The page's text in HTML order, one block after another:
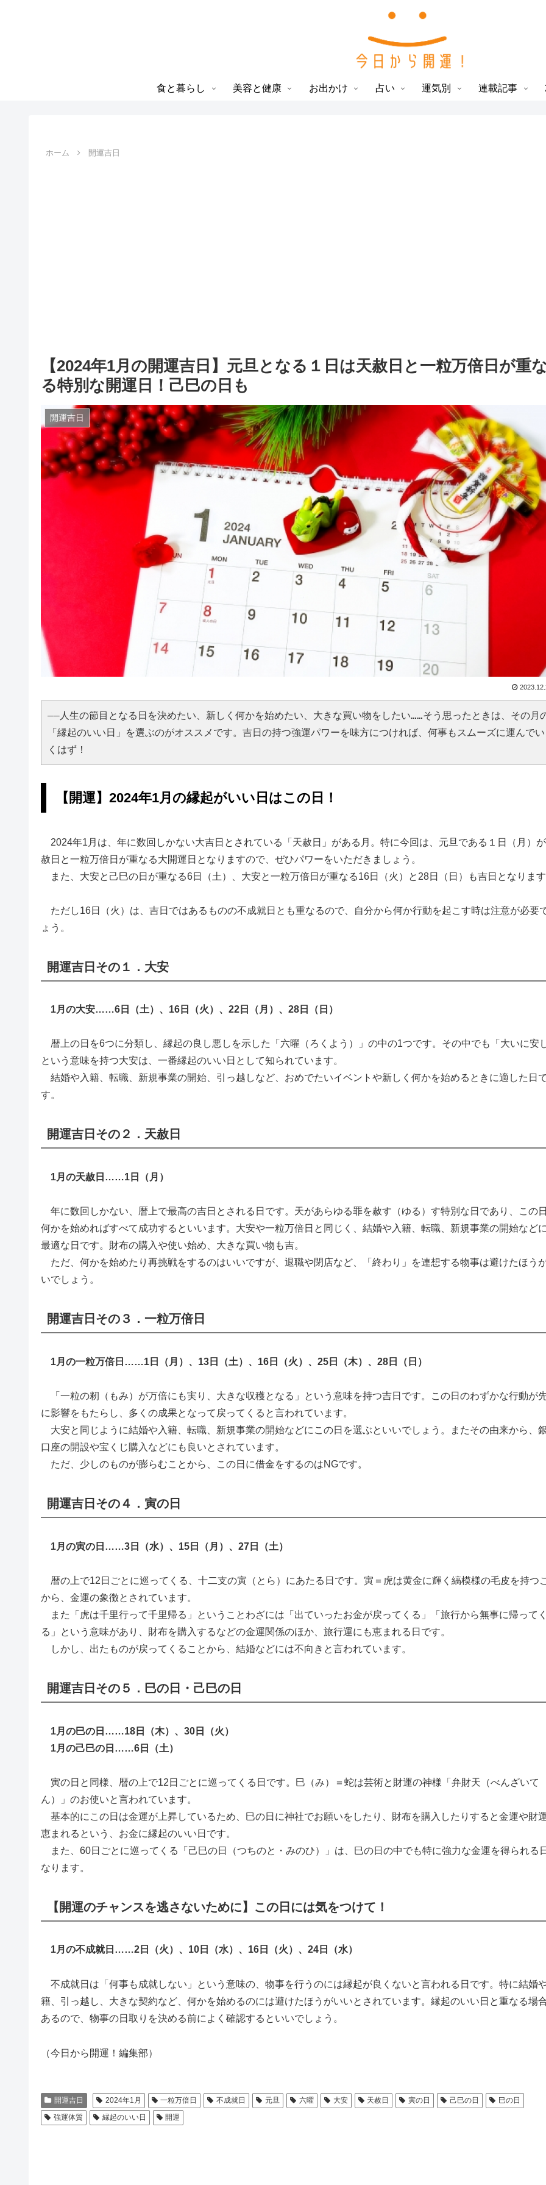
食と暮らし 美容と健康 お出かけ 占い 運気別 連載記事
ホーム 開運吉日
【2024年1月の開運吉日】元旦となる１日は天赦日と一粒万倍日が重な
る特別な開運日！己巳の日も
開運吉日
――人生の節目となる日を決めたい、新しく何かを始めたい、大きな買い物をしたい……そう思ったときは、その月
「縁起のいい日」を選ぶのがオススメです。吉日の持つ強運パワーを味方につければ、何事もスムーズに運んでい
くはず！
【開運】2024年1月の縁起がいい日はこの日！
2024年1月は、年に数回しかない大吉日とされている「天赦日」がある月。特に今回は、元旦である１日（月）
赦日と一粒万倍日が重なる大開運日となりますので、ぜひパワーをいただきましょう。
また、大安と己巳の日が重なる6日（土）、大安と一粒万倍日が重なる16日（火）と28日（日）も吉日となります
ただし16日（火）は、吉日ではあるものの不成就日とも重なるので、自分から何か行動を起こす時は注意が必要
ょう。
開運吉日その１．大安
1月の大安……6日（土）、16日（火）、22日（月）、28日（日）
暦上の日を6つに分類し、縁起の良し悪しを示した「六曜（ろくよう）」の中の1つです。その中でも「大いに安し
という意味を持つ大安は、一番縁起のいい日として知られています。
結婚や入籍、転職、新規事業の開始、引っ越しなど、おめでたいイベントや新しく何かを始めるときに適した日
す。
開運吉日その２．天赦日
1月の天赦日……1日（月）
年に数回しかない、暦上で最高の吉日とされる日です。天があらゆる罪を赦す（ゆる）す特別な日であり、この
何かを始めればすべて成功するといいます。大安や一粒万倍日と同じく、結婚や入籍、転職、新規事業の開始など
最適な日です。財布の購入や使い始め、大きな買い物も吉。
ただ、何かを始めたり再挑戦をするのはいいですが、退職や閉店など、「終わり」を連想する物事は避けたほう
いでしょう。
開運吉日その３．一粒万倍日
1月の一粒万倍日……1日（月）、13日（土）、16日（火）、25日（木）、28日（日）
「一粒の籾（もみ）が万倍にも実り、大きな収穫となる」という意味を持つ吉日です。この日のわずかな行動が
に影響をもたらし、多くの成果となって戻ってくると言われています。
大安と同じように結婚や入籍、転職、新規事業の開始などにこの日を選ぶといいでしょう。またその由来から、
口座の開設や宝くじ購入などにも良いとされています。
ただ、少しのものが膨らむことから、この日に借金をするのはNGです。
開運吉日その４．寅の日
1月の寅の日……3日（水）、15日（月）、27日（土）
暦の上で12日ごとに巡ってくる、十二支の寅（とら）にあたる日です。寅＝虎は黄金に輝く縞模様の毛皮を持つ
から、金運の象徴とされています。
また「虎は千里行って千里帰る」ということわざには「出ていったお金が戻ってくる」「旅行から無事に帰ってく
る」という意味があり、財布を購入するなどの金運関係のほか、旅行運にも恵まれる日です。
しかし、出たものが戻ってくることから、結婚などには不向きと言われています。
開運吉日その５．巳の日・己巳の日
1月の巳の日……18日（木）、30日（火）
1月の己巳の日……6日（土）
寅の日と同様、暦の上で12日ごとに巡ってくる日です。巳（み）＝蛇は芸術と財運の神様「弁財天（べんざいて
ん）」のお使いと言われています。
基本的にこの日は金運が上昇しているため、巳の日に神社でお願いをしたり、財布を購入したりすると金運や財
恵まれるという、お金に縁起のいい日です。
また、60日ごとに巡ってくる「己巳の日（つちのと・みのひ）」は、巳の日の中でも特に強力な金運を得られる
なります。
【開運のチャンスを逃さないために】この日には気をつけて！
1月の不成就日……2日（火）、10日（水）、16日（火）、24日（水）
不成就日は「何事も成就しない」という意味の、物事を行うのには縁起が良くないと言われる日です。特に結婚
籍、引っ越し、大きな契約など、何かを始めるのには避けたほうがいいとされています。縁起のいい日と重なる場
あるので、物事の日取りを決める前によく確認するといいでしょう。
（今日から開運！編集部）
開運吉日 2024年1月 一粒万倍日 不成就日 元旦 六曜 大安 天赦日 寅の日 己巳の日
巳の日
強運体質
縁起のいい日 開運